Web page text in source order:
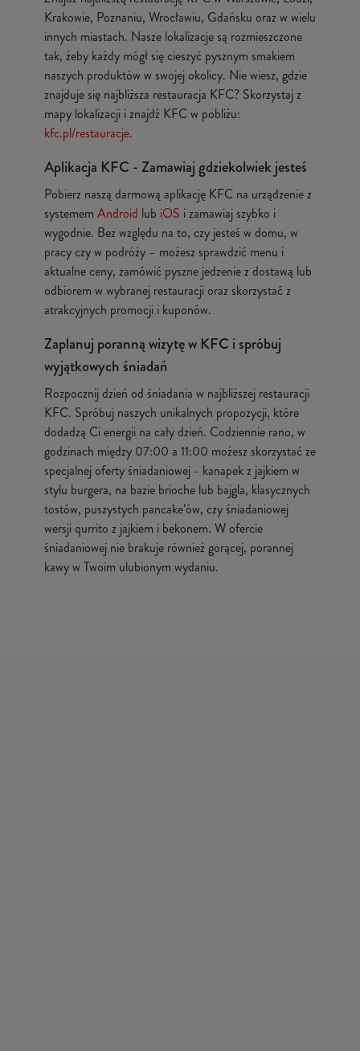
Krakowie, Poznaniu, Wrocławiu, Gdańsku oraz w wielu
innych miastach. Nasze lokalizacje są rozmieszczone
tak, żeby każdy mógł się cieszyć pysznym smakiem
naszych produktów w swojej okolicy. Nie wiesz, gdzie
znajduje się najbliższa restauracja KFC? Skorzystaj z
mapy lokalizacji i znajdź KFC w pobliżu:
kfc.pl/restauracje.
Aplikacja KFC - Zamawiaj gdziekolwiek jesteś
Pobierz naszą darmową aplikację KFC na urządzenie z
systemem Android lub iOS i zamawiaj szybko i
wygodnie. Bez względu na to, czy jesteś w domu, w
pracy czy w podróży – możesz sprawdzić menu i
aktualne ceny, zamówić pyszne jedzenie z dostawą lub
odbiorem w wybranej restauracji oraz skorzystać z
atrakcyjnych promocji i kuponów.
Zaplanuj poranną wizytę w KFC i spróbuj
wyjątkowych śniadań
Rozpocznij dzień od śniadania w najbliższej restauracji
KFC. Spróbuj naszych unikalnych propozycji, które
dodadzą Ci energii na cały dzień. Codziennie rano, w
godzinach między 07:00 a 11:00 możesz skorzystać ze
specjalnej oferty śniadaniowej - kanapek z jajkiem w
stylu burgera, na bazie brioche lub bajgla, klasycznych
tostów, puszystych pancake’ów, czy śniadaniowej
wersji qurrito z jajkiem i bekonem. W ofercie
śniadaniowej nie brakuje również gorącej, porannej
kawy w Twoim ulubionym wydaniu.